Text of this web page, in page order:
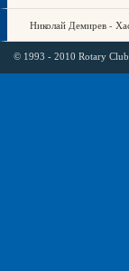
Николай Демирев -
© 1993 - 2010 Rotary Club